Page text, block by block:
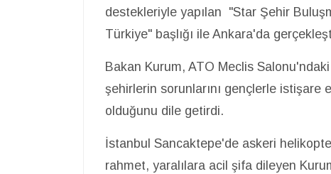
destekleriyle yapılan "Star Şehir
Türkiye" başlığı ile Ankara'da
Bakan Kurum, ATO Meclis Salonu'ndaki
şehirlerin sorunlarını gençlerle istişare
olduğunu dile getirdi.
İstanbul Sancaktepe'de askeri
rahmet, yaralılara acil şifa dileyen